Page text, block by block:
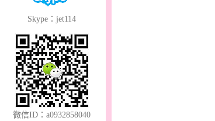
Skype：jet114
微信ID：a0932858040